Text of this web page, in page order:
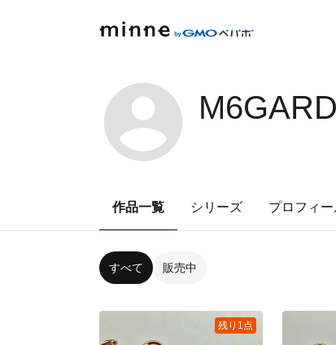
作品一覧 シリーズ プロフィー
すべて 販売中
残り1点